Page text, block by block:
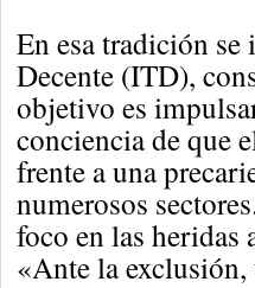
En esa tradición
Decente (ITD),
objetivo es
conciencia de que
frente a una
numerosos
foco en las heridas
«Ante la exclusión,